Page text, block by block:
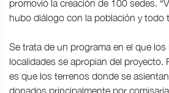
promovió la creación de 100 sedes.
hubo diálogo con la población y todo
Se trata de un programa en el que
localidades se apropian del proyecto.
es que los terrenos donde se
donados principalmente por